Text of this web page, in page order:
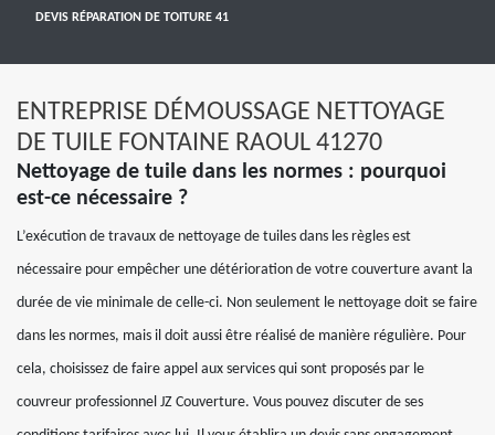
DEVIS RÉPARATION DE TOITURE 41
ENTREPRISE DÉMOUSSAGE NETTOYAGE
DE TUILE FONTAINE RAOUL 41270
Nettoyage de tuile dans les normes : pourquoi
est-ce nécessaire ?
L’exécution de travaux de nettoyage de tuiles dans les règles est
nécessaire pour empêcher une détérioration de votre couverture avant la
durée de vie minimale de celle-ci. Non seulement le nettoyage doit se faire
dans les normes, mais il doit aussi être réalisé de manière régulière. Pour
cela, choisissez de faire appel aux services qui sont proposés par le
couvreur professionnel JZ Couverture. Vous pouvez discuter de ses